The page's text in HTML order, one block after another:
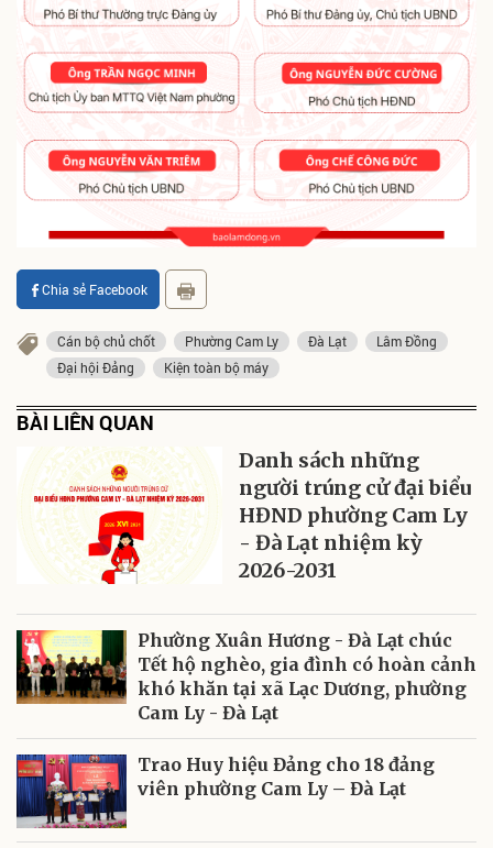
Chia sẻ Facebook
Cán bộ chủ chốt Phường Cam Ly Đà Lạt
Lâm Đồng
Đại hội Đảng
Kiện toàn bộ máy
BÀI LIÊN QUAN
Danh sách những
người trúng cử đại biểu
HĐND phường Cam Ly
- Đà Lạt nhiệm kỳ
2026-2031
Phường Xuân Hương - Đà Lạt chúc
Tết hộ nghèo, gia đình có hoàn cảnh
khó khăn tại xã Lạc Dương, phường
Cam Ly - Đà Lạt
Trao Huy hiệu Đảng cho 18 đảng
viên phường Cam Ly – Đà Lạt